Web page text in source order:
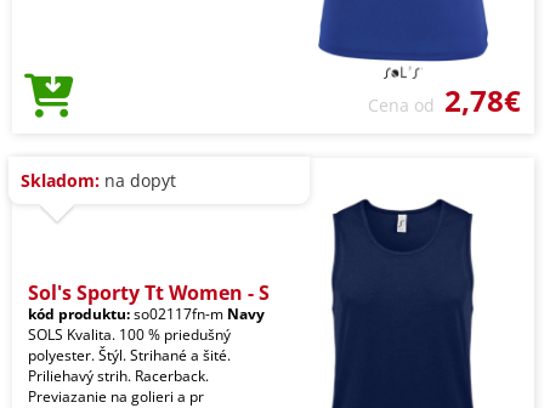
Cena od 2,78€
Skladom: na dopyt
Sol's Sporty Tt Women - S
kód produktu:so02117fn-m Navy
SOLS Kvalita. 100 % priedušný
polyester. Štýl. Strihané a šité.
Priliehavý strih. Racerback.
Previazanie na golieri a pr